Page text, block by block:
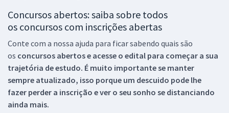
Concursos abertos: saiba sobre todos
os concursos com inscrições abertas
Conte com a nossa ajuda para ficar sabendo quais são
os concursos abertos e acesse o edital para começar a sua
trajetória de estudo. É muito importante se manter
sempre atualizado, isso porque um descuido pode lhe
fazer perder a inscrição e ver o seu sonho se distanciando
ainda mais.